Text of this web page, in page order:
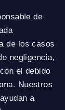
de
de los casos
negligencia,
el debido
Nuestros
a